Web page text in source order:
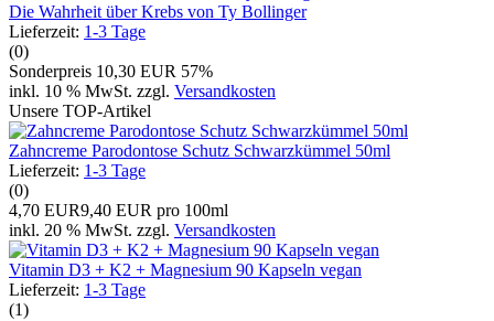
Die Wahrheit über Krebs von Ty Bollinger
Lieferzeit: 1-3 Tage
(0)
Sonderpreis 10,30 EUR 57%
inkl. 10 % MwSt. zzgl. Versandkosten
Unsere TOP-Artikel
Zahncreme Parodontose Schutz Schwarzkümmel 50ml
Lieferzeit: 1-3 Tage
(0)
4,70 EUR9,40 EUR pro 100ml
inkl. 20 % MwSt. zzgl. Versandkosten
Vitamin D3 + K2 + Magnesium 90 Kapseln vegan
Lieferzeit: 1-3 Tage
(1)